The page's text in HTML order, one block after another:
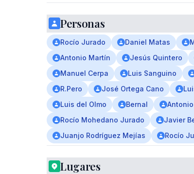
Personas
Rocío Jurado Daniel Matas
Antonio Martín
Jesús Quintero
Manuel Cerpa
Luis Sanguino
R.Pero
José Ortega Cano
Luis del Olmo
Bernal
Rocío Mohedano Jurado
Javier
Juanjo Rodríguez Mejías
Rocío
Lugares